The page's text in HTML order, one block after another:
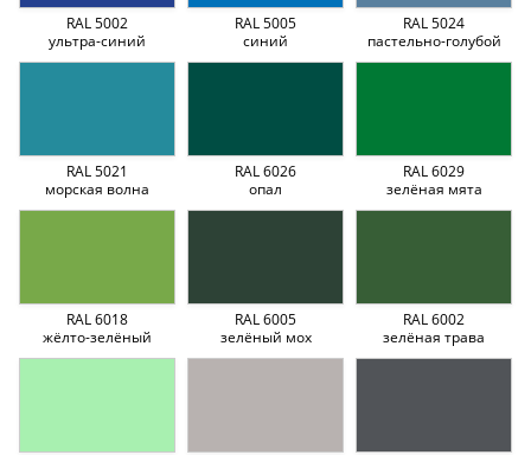
RAL 5002
ультра-синий
RAL 5005
синий
RAL 5024
пастельно-голубой
RAL 5021
морская волна
RAL 6026
опал
RAL 6029
зелёная мята
RAL 6018
жёлто-зелёный
RAL 6005
зелёный мох
RAL 6002
зелёная трава